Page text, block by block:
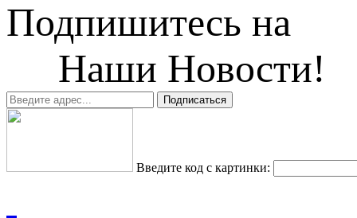
Подпишитесь на
Наши Новости!
Введите код с картинки: